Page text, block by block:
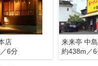
店
6分
来来亭 中
約438m／